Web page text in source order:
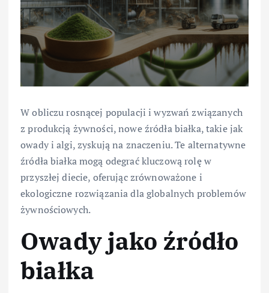
W obliczu rosnącej populacji i wyzwań związanych
z produkcją żywności, nowe źródła białka, takie jak
owady i algi, zyskują na znaczeniu. Te alternatywne
źródła białka mogą odegrać kluczową rolę w
przyszłej diecie, oferując zrównoważone i
ekologiczne rozwiązania dla globalnych problemów
żywnościowych.
Owady jako źródło
białka